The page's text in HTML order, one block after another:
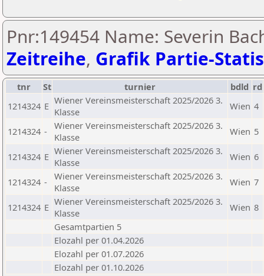
Pnr:149454 Name: Severin
Zeitreihe, Grafik Partie-
tnr St turnier bdld rd
1214324 E Wiener Vereinsmeisterschaft 2025/2026 3.
Klasse
Wien 4
1214324 -
Wiener Vereinsmeisterschaft 2025/2026 3.
Klasse
Wien 5
1214324 E Wiener Vereinsmeisterschaft 2025/2026 3.
Klasse
Wien 6
1214324 -
Wiener Vereinsmeisterschaft 2025/2026 3.
Klasse
Wien 7
1214324 E Wiener Vereinsmeisterschaft 2025/2026 3.
Klasse
Wien 8
Gesamtpartien 5
Elozahl per 01.04.2026
Elozahl per 01.07.2026
Elozahl per 01.10.2026